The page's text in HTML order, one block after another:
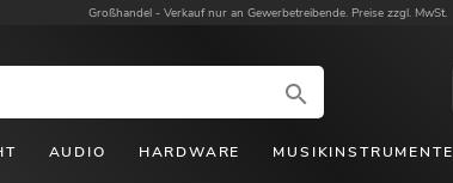
Großhandel - Verkauf nur an Gewerbetreibende. Preise zzgl. MwSt.
AUDIO HARDWARE MUSIKINSTRUMENTE